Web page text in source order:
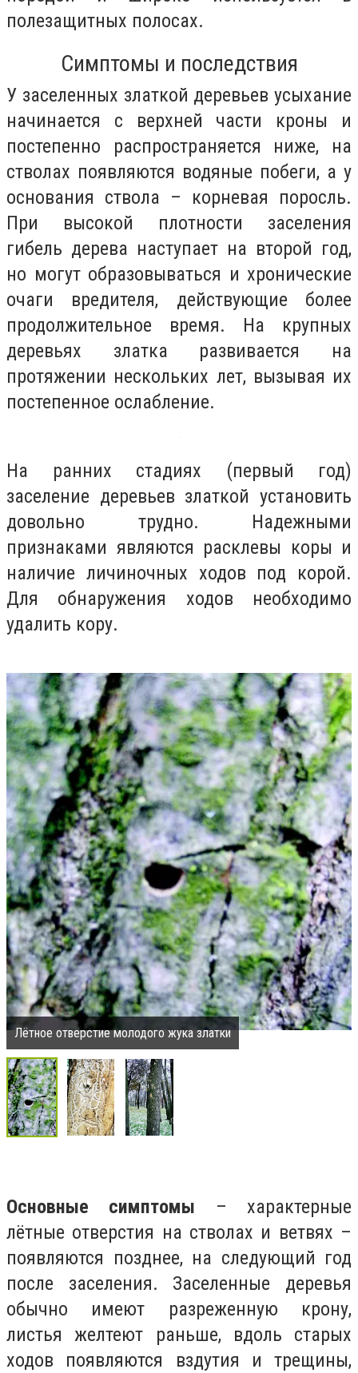
полезащитных полосах.
Симптомы и последствия
У заселенных златкой деревьев усыхание
начинается с верхней части кроны и
постепенно распространяется ниже, на
стволах появляются водяные побеги, а у
основания ствола – корневая поросль.
При высокой плотности заселения
гибель дерева наступает на второй год,
но могут образовываться и хронические
очаги вредителя, действующие более
продолжительное время. На крупных
деревьях златка развивается на
протяжении нескольких лет, вызывая их
постепенное ослабление.
На ранних стадиях (первый год)
заселение деревьев златкой установить
довольно трудно. Надежными
признаками являются расклевы коры и
наличие личиночных ходов под корой.
Для обнаружения ходов необходимо
удалить кору.
Лётное отверстие молодого жука златки
Основные симптомы – характерные
лётные отверстия на стволах и ветвях –
появляются позднее, на следующий год
после заселения. Заселенные деревья
обычно имеют разреженную крону,
листья желтеют раньше, вдоль старых
ходов появляются вздутия и трещины,